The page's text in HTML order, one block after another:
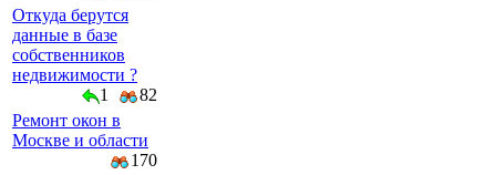
Откуда берутся
данные в базе
собственников
недвижимости ?
1
82
Ремонт окон в
Москве и области
170